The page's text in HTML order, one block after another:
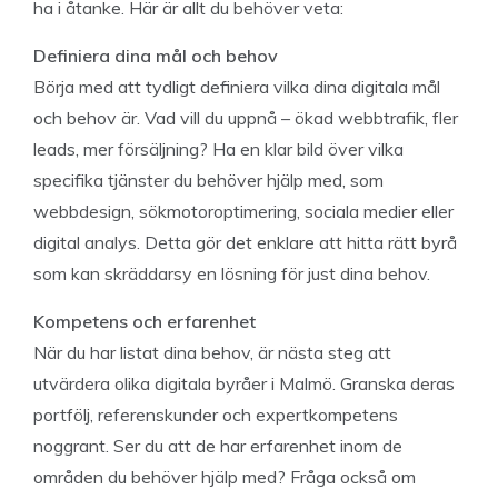
ha i åtanke. Här är allt du behöver veta:
Definiera dina mål och behov
Börja med att tydligt definiera vilka dina digitala mål
och behov är. Vad vill du uppnå – ökad webbtrafik, fler
leads, mer försäljning? Ha en klar bild över vilka
specifika tjänster du behöver hjälp med, som
webbdesign, sökmotoroptimering, sociala medier eller
digital analys. Detta gör det enklare att hitta rätt byrå
som kan skräddarsy en lösning för just dina behov.
Kompetens och erfarenhet
När du har listat dina behov, är nästa steg att
utvärdera olika digitala byråer i Malmö. Granska deras
portfölj, referenskunder och expertkompetens
noggrant. Ser du att de har erfarenhet inom de
områden du behöver hjälp med? Fråga också om